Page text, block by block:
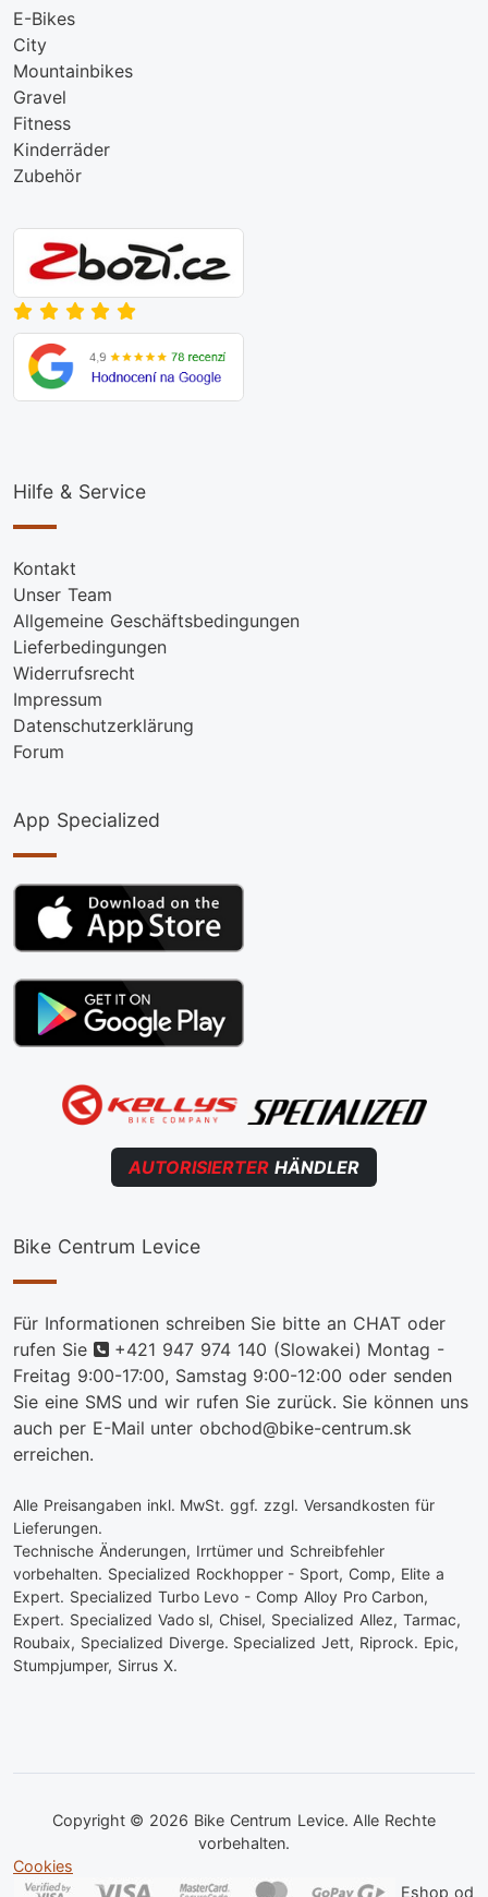
E-Bikes
City
Mountainbikes
Gravel
Fitness
Kinderräder
Zubehör
Hilfe & Service
Kontakt
Unser Team
Allgemeine Geschäftsbedingungen
Lieferbedingungen
Widerrufsrecht
Impressum
Datenschutzerklärung
Forum
App Specialized
AUTORISIERTER HÄNDLER
Bike Centrum Levice
Für Informationen schreiben Sie bitte an CHAT oder
rufen Sie
telefon
+421 947 974 140 (Slowakei) Montag -
Freitag 9:00-17:00, Samstag 9:00-12:00 oder senden
Sie eine SMS und wir rufen Sie zurück. Sie können uns
auch per E-Mail unter obchod@bike-centrum.sk
erreichen.
Alle Preisangaben inkl. MwSt. ggf. zzgl. Versandkosten für
Lieferungen.
Technische Änderungen, Irrtümer und Schreibfehler
vorbehalten. Specialized Rockhopper - Sport, Comp, Elite a
Expert. Specialized Turbo Levo - Comp Alloy Pro Carbon,
Expert. Specialized Vado sl, Chisel, Specialized Allez, Tarmac,
Roubaix, Specialized Diverge. Specialized Jett, Riprock. Epic,
Stumpjumper, Sirrus X.
Copyright © 2026 Bike Centrum Levice. Alle Rechte
vorbehalten.
Cookies
Eshop od